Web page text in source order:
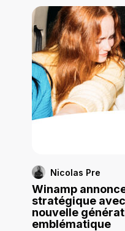
Nicolas Pre
Winamp
stratégique
nouvelle
emblématique